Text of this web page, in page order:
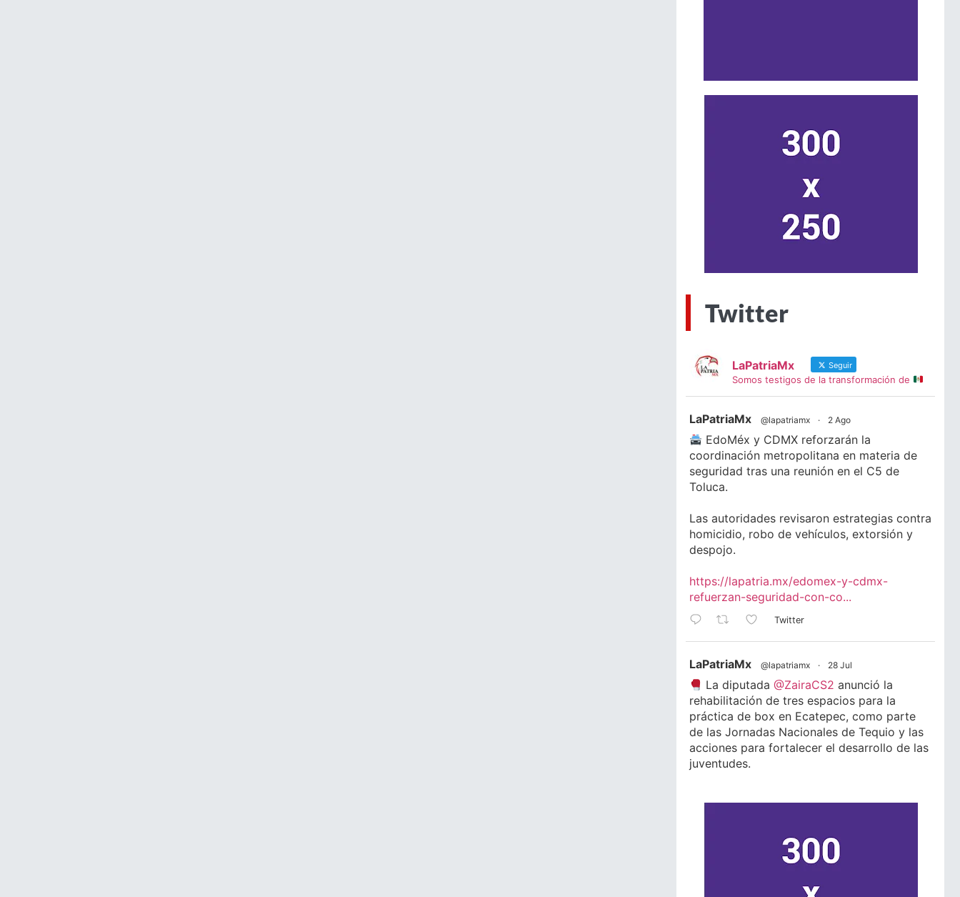
Twitter
LaPatriaMx Seguir
Somos testigos de la transformación de
LaPatriaMx @lapatriamx · 2 Ago
EdoMéx y CDMX reforzarán la
coordinación metropolitana en materia de
seguridad tras una reunión en el C5 de
Toluca.
Las autoridades revisaron estrategias contra
homicidio, robo de vehículos, extorsión y
despojo.
https://lapatria.mx/edomex-y-cdmx-
refuerzan-seguridad-con-co...
Twitter
LaPatriaMx @lapatriamx · 28 Jul
La diputada@ZairaCS2 anunció la
rehabilitación de tres espacios para la
práctica de box en Ecatepec, como parte
de las Jornadas Nacionales de Tequio y las
acciones para fortalecer el desarrollo de las
juventudes.
Twitter
@lapatriamx